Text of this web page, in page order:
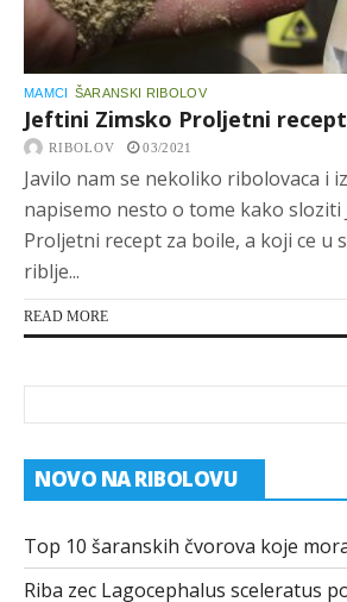
MAMCI ŠARANSKI RIBOLOV
Jeftini Zimsko Proljetni
RIBOLOV 03/2021
Javilo nam se nekoliko ribolovaca i
napisemo nesto o tome kako sloziti
Proljetni recept za boile, a koji ce u
riblje...
READ MORE
NOVO NA RIBOLOVU
Top 10 šaranskih čvorova koje
Riba zec Lagocephalus sceleratus